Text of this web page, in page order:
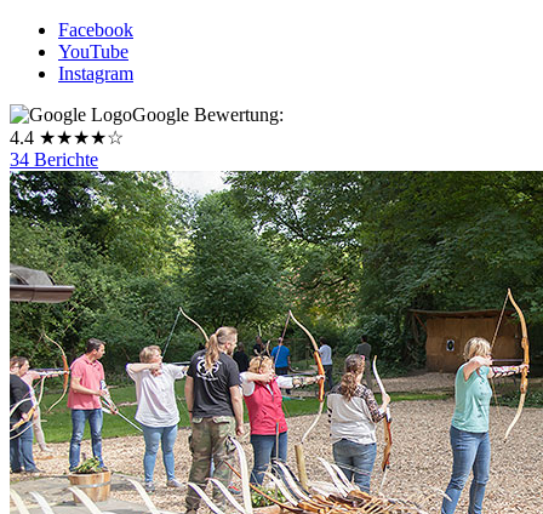
Facebook
YouTube
Instagram
Google Bewertung:
4.4 ★★★★☆
34 Berichte